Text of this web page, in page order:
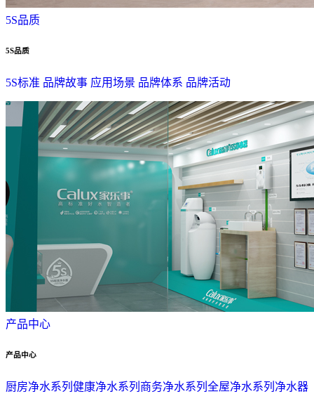
5S品质
5S品质
5S标准 品牌故事 应用场景 品牌体系 品牌活动
产品中心
产品中心
厨房净水系列 健康净水系列 商务净水系列 全屋净水系列 净水器